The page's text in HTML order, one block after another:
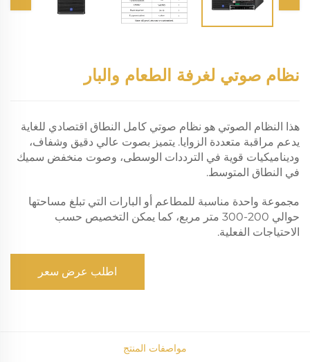
نظام صوتي لغرفة الطعام والبار
هذا النظام الصوتي هو نظام صوتي كامل النطاق اقتصادي للغاية
يدعم مراقبة متعددة الزوايا. يتميز بصوت عالي دقيق وشفاف،
وديناميكيات قوية في الترددات الوسطى، وصوت منخفض سميك
في النطاق المتوسط.
مجموعة واحدة مناسبة للمطاعم أو البارات التي تبلغ مساحتها
حوالي 200-300 متر مربع، كما يمكن التخصيص حسب
الاحتياجات الفعلية.
اطلب عرض سعر
مواصفات المنتج